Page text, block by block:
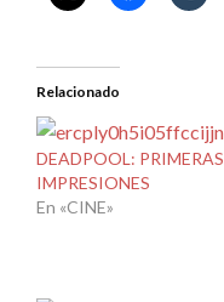
Relacionado
DEADPOOL: PRIMERAS
IMPRESIONES
En «CINE»